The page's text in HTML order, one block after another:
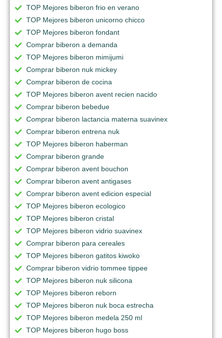
TOP Mejores biberon frio en verano
TOP Mejores biberon unicorno chicco
TOP Mejores biberon fondant
Comprar biberon a demanda
TOP Mejores biberon mimijumi
Comprar biberon nuk mickey
Comprar biberon de cocina
TOP Mejores biberon avent recien nacido
Comprar biberon bebedue
Comprar biberon lactancia materna suavinex
Comprar biberon entrena nuk
TOP Mejores biberon haberman
Comprar biberon grande
Comprar biberon avent bouchon
Comprar biberon avent antigases
Comprar biberon avent edicion especial
TOP Mejores biberon ecologico
TOP Mejores biberon cristal
TOP Mejores biberon vidrio suavinex
Comprar biberon para cereales
TOP Mejores biberon gatitos kiwoko
Comprar biberon vidrio tommee tippee
TOP Mejores biberon nuk silicona
TOP Mejores biberon reborn
TOP Mejores biberon nuk boca estrecha
TOP Mejores biberon medela 250 ml
TOP Mejores biberon hugo boss